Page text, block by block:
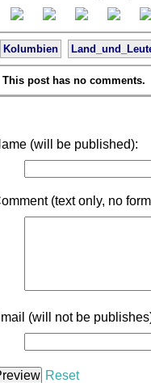
Kolumbien
This post has no comments.
(will be published):
(text only, no
(will not be
Reset